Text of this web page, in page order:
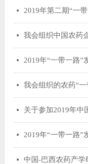
넷 2019年第二期“一
넷 我会组织中国农药
넷 2019年“一带一路”
넷 我会组织的农药“
넷 关于参加2019年中
넷 2019年“一带一路
넷 中国-巴西农药产